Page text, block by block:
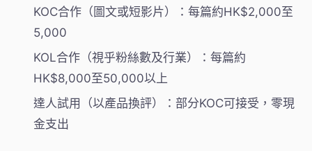
KOC合作（圖文或短影片）：每篇約HK$2,000至
5,000
KOL合作（視乎粉絲數及行業）：每篇約
HK$8,000至50,000以上
達人試用（以產品換評）：部分KOC可接受，零現
金支出